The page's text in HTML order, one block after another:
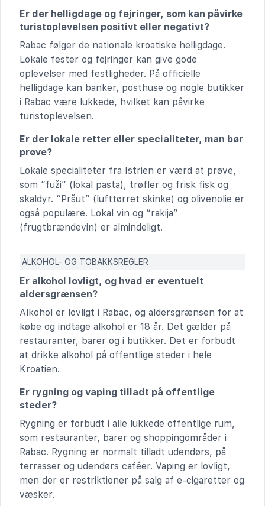
Er der helligdage og fejringer, som kan påvirke
turistoplevelsen positivt eller negativt?
Rabac følger de nationale kroatiske helligdage.
Lokale fester og fejringer kan give gode
oplevelser med festligheder. På officielle
helligdage kan banker, posthuse og nogle butikker
i Rabac være lukkede, hvilket kan påvirke
turistoplevelsen.
Er der lokale retter eller specialiteter, man bør
prøve?
Lokale specialiteter fra Istrien er værd at prøve,
som “fuži” (lokal pasta), trøfler og frisk fisk og
skaldyr. “Pršut” (lufttørret skinke) og olivenolie er
også populære. Lokal vin og “rakija”
(frugtbrændevin) er almindeligt.
ALKOHOL- OG TOBAKKSREGLER
Er alkohol lovligt, og hvad er eventuelt
aldersgrænsen?
Alkohol er lovligt i Rabac, og aldersgrænsen for at
købe og indtage alkohol er 18 år. Det gælder på
restauranter, barer og i butikker. Det er forbudt
at drikke alkohol på offentlige steder i hele
Kroatien.
Er rygning og vaping tilladt på offentlige
steder?
Rygning er forbudt i alle lukkede offentlige rum,
som restauranter, barer og shoppingområder i
Rabac. Rygning er normalt tilladt udendørs, på
terrasser og udendørs caféer. Vaping er lovligt,
men der er restriktioner på salg af e-cigaretter og
væsker.